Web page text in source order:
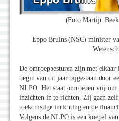
(Foto Martijn
Eppo Bruins (NSC) minister
De omroepbesturen zijn met elkaar
begin van dit jaar bijgestaan door
NLPO. Het staat omroepen vrij om
inzichten in te richten. Zij gaan
toekomstige inrichting en de
Volgens de NLPO is een koepel